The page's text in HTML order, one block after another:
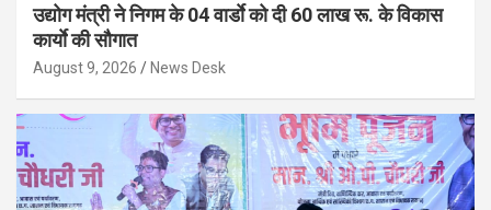
उद्योग मंत्री ने निगम के 04 वार्डाे को दी 60 लाख रू. के विकास
कार्याे की सौगात
August 9, 2026 News Desk